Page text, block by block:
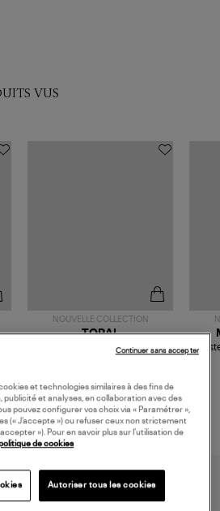
VUS
NOUVELLE COLLECTION
TORAL
Mocassins Killian Sport
Mousse
et technologies similaires à des fins de
publicité et analyses, en collaboration avec des
pouvez configurer vos choix via « Paramétrer »,
(« J’accepte ») ou refuser ceux non strictement
»). Pour en savoir plus sur l’utilisation de
de cookies
Autoriser tous les cookies
Continuer sans accepter